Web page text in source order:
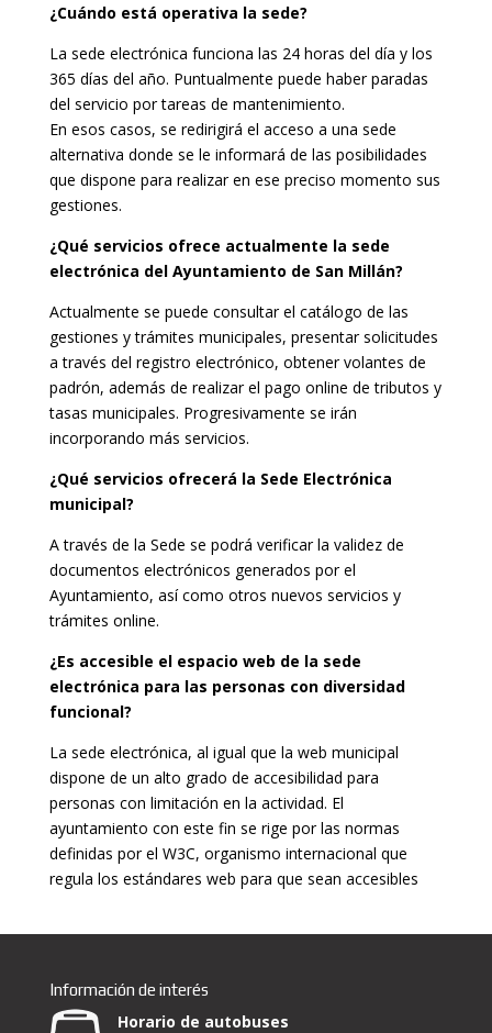
¿Cuándo está operativa la sede?
La sede electrónica funciona las 24 horas del día y los
365 días del año. Puntualmente puede haber paradas
del servicio por tareas de mantenimiento.
En esos casos, se redirigirá el acceso a una sede
alternativa donde se le informará de las posibilidades
que dispone para realizar en ese preciso momento sus
gestiones.
¿Qué servicios ofrece actualmente la sede
electrónica del Ayuntamiento de San Millán?
Actualmente se puede consultar el catálogo de las
gestiones y trámites municipales, presentar solicitudes
a través del registro electrónico, obtener volantes de
padrón, además de realizar el pago online de tributos y
tasas municipales. Progresivamente se irán
incorporando más servicios.
¿Qué servicios ofrecerá la Sede Electrónica
municipal?
A través de la Sede se podrá verificar la validez de
documentos electrónicos generados por el
Ayuntamiento, así como otros nuevos servicios y
trámites online.
¿Es accesible el espacio web de la sede
electrónica para las personas con diversidad
funcional?
La sede electrónica, al igual que la web municipal
dispone de un alto grado de accesibilidad para
personas con limitación en la actividad. El
ayuntamiento con este fin se rige por las normas
definidas por el W3C, organismo internacional que
regula los estándares web para que sean accesibles
Información de interés
Horario de autobuses